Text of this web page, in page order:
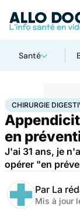
Santé
AccueilSanté
CHIRURGIE
en
J'ai 31 ans, je
opérer "en
Par La
Mis à jour